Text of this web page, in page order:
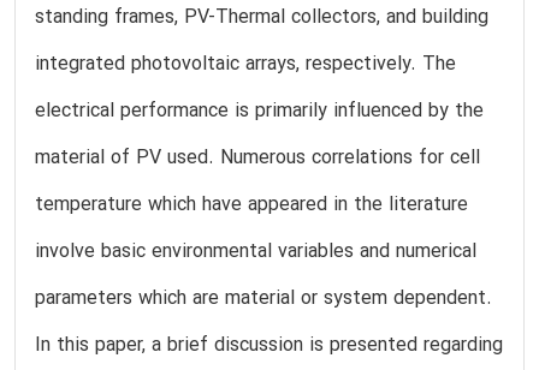
standing frames, PV-Thermal collectors, and building
integrated photovoltaic arrays, respectively. The
electrical performance is primarily influenced by the
material of PV used. Numerous correlations for cell
temperature which have appeared in the literature
involve basic environmental variables and numerical
parameters which are material or system dependent.
In this paper, a brief discussion is presented regarding